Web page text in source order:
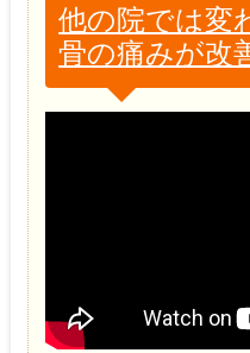
他の院では変
骨の痛みが改